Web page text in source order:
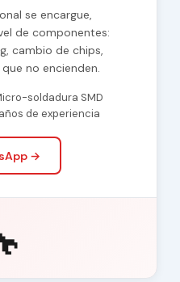
se encargue,
de componentes:
cambio de chips,
no encienden.
soldadura SMD
de experiencia
→